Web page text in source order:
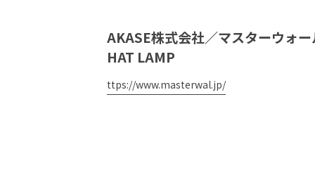
AKASE株式会社／マスターウォー
HAT LAMP
ttps://www.masterwal.jp/